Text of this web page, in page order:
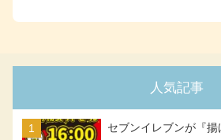
人気記事
セブンイレブンが『